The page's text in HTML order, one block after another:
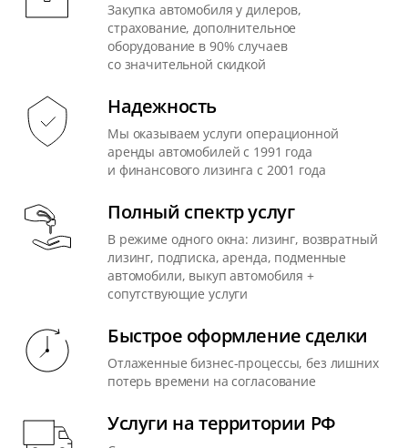
Закупка автомобиля у дилеров,
страхование, дополнительное
оборудование в 90% случаев
со значительной скидкой
Надежность
Мы оказываем услуги операционной
аренды автомобилей с 1991 года
и финансового лизинга с 2001 года
Полный спектр услуг
В режиме одного окна: лизинг, возвратный
лизинг, подписка, аренда, подменные
автомобили, выкуп автомобиля +
сопутствующие услуги
Быстрое оформление сделки
Отлаженные бизнес-процессы, без лишних
потерь времени на согласование
Услуги на территории РФ